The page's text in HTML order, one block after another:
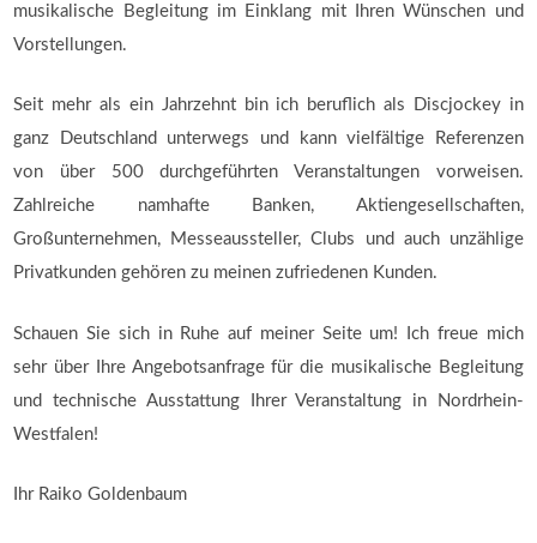
musikalische Begleitung im Einklang mit Ihren Wünschen und
Vorstellungen.
Seit mehr als ein Jahrzehnt bin ich beruflich als Discjockey in
ganz Deutschland unterwegs und kann vielfältige Referenzen
von über 500 durchgeführten Veranstaltungen vorweisen.
Zahlreiche namhafte Banken, Aktiengesellschaften,
Großunternehmen, Messeaussteller, Clubs und auch unzählige
Privatkunden gehören zu meinen zufriedenen Kunden.
Schauen Sie sich in Ruhe auf meiner Seite um! Ich freue mich
sehr über Ihre Angebotsanfrage für die musikalische Begleitung
und technische Ausstattung Ihrer Veranstaltung in Nordrhein-
Westfalen!
Ihr Raiko Goldenbaum